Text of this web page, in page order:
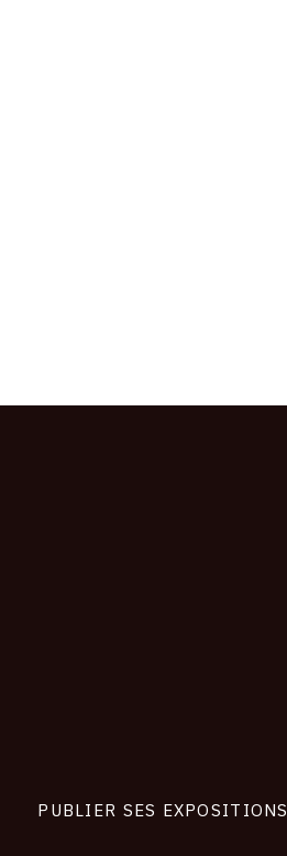
PUBLIER SES EXPOSITIONS